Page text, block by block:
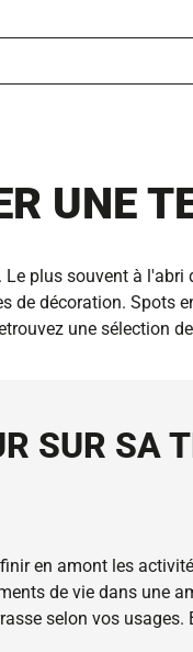
UNE
plus souvent à
décoration. Spots
une sélection
SUR SA
en amont les
de vie dans une
selon vos